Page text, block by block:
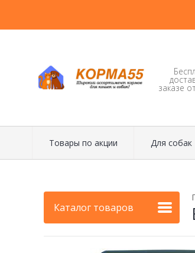
заказе
Товары по акции Для собак
Каталог товаров